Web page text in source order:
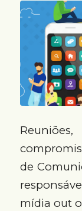
de
mídia out